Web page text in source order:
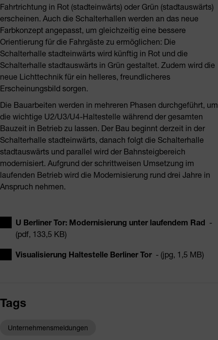
Fahrtrichtung in Rot (stadteinwärts) oder Grün (stadtauswärts)
erscheinen. Auch die Schalterhallen werden an das neue
Farbkonzept angepasst, um gleichzeitig eine bessere
Orientierung für die Fahrgäste zu ermöglichen: Die
Schalterhalle stadteinwärts wird künftig in Rot und die
Schalterhalle stadtauswärts in Grün gestaltet. Zudem wird die
neue Lichttechnik für ein helleres, freundlicheres
Erscheinungsbild sorgen.
Die Bauarbeiten werden in mehreren Phasen durchgeführt, um
die wichtige U2/U3/U4-Haltestelle während der gesamten
Bauzeit in Betrieb zu lassen. Der Bau beginnt derzeit in der
Schalterhalle stadteinwärts, danach folgt die Schalterhalle
stadtauswärts und parallel wird der Bahnsteigbereich
modernisiert. Aufgrund der schrittweisen Umsetzung im
laufenden Betrieb wird die Modernisierung rund drei Jahre in
Anspruch nehmen.
U Berliner Tor: Modernisierung unter laufendem Rad -
(pdf, 133,5 KB)
Visualisierung Haltestelle Berliner Tor - (jpg, 1,5 MB)
Tags
Unternehmensmeldungen